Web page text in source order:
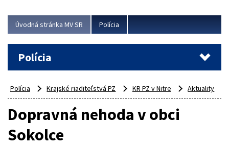
Úvodná stránka MV SR Polícia
Polícia
Polícia Krajské riaditeľstvá PZ KR PZ v Nitre Aktuality
Dopravná nehoda v obci
Sokolce